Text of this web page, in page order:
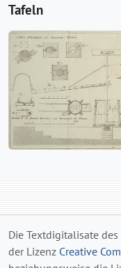
Tafeln
Die Textdigitalisate
der Lizenz Creative